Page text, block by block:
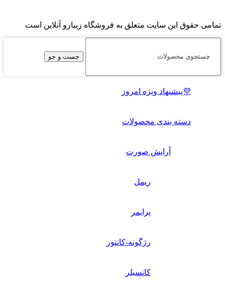
تمامی حقوق این سایت متعلق به فروشگاه زیبارو آنلاین است
جست و جو
💜پیشنهاد ویژه امروز
دسته بندی محصولات
آرایش صورت
ریمل
پرایمر
رژگونه-کانتور
کانسیلر